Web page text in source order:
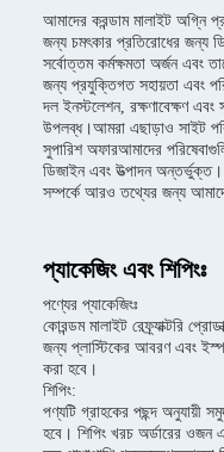
আমাদের করন্ডাম মালাইট অগ্নি
জন্য চমৎকার প্রতিরোধের জন্য
সর্বোত্তম কর্মক্ষমতা অর্জন এবং
জন্য প্রযুক্তিগত সহায়তা এবং
দল ইনস্টলেশন, রক্ষণাবেক্ষণ এবং
উপলব্ধ।আমরা এছাড়াও সাইট
সুপারিশ অফারআমাদের
ডিজাইন এবং উত্পাদন
সম্পর্কে আরও তথ্যের জন্য
প্যাকেজিং এবং শিপিংঃ
পণ্যের প্যাকেজিংঃ
কোরন্ডম মালাইট রেফ্র্যাক্টরি
জন্য প্লাস্টিকের আবরণ এবং
করা হবে।
শিপিং:
পণ্যটি গ্রাহকের পছন্দ অনুযায়ী
হবে। শিপিং খরচ অর্ডারের ওজন